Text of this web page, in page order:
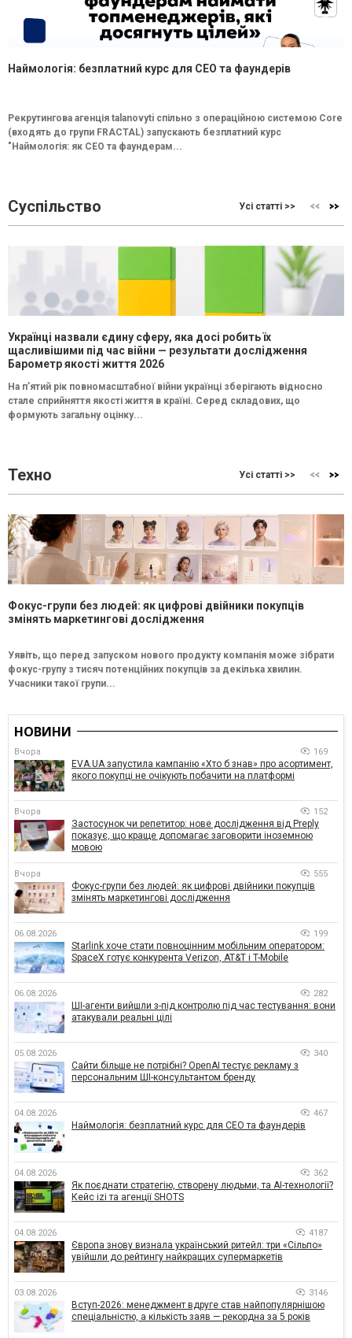
Наймологія: безплатний курс для CEO та фаундерів
Рекрутингова агенція talanovyti спільно з операційною системою Core
(входять до групи FRACTAL) запускають безплатний курс
"Наймологія: як СEO та фаундерам...
Суспільство Усі статті >>
Українці назвали єдину сферу, яка досі робить їх
щасливішими під час війни — результати дослідження
Барометр якості життя 2026
На п’ятий рік повномасштабної війни українці зберігають відносно
стале сприйняття якості життя в країні. Серед складових, що
формують загальну оцінку...
Техно Усі статті >>
Фокус-групи без людей: як цифрові двійники покупців
змінять маркетингові дослідження
Уявіть, що перед запуском нового продукту компанія може зібрати
фокус-групу з тисяч потенційних покупців за декілька хвилин.
Учасники такої групи...
НОВИНИ
Вчора 169
EVA.UA запустила кампанію «Хто б знав» про асортимент,
якого покупці не очікують побачити на платформі
Вчора 152
Застосунок чи репетитор: нове дослідження від Preply
показує, що краще допомагає заговорити іноземною
мовою
Вчора 555
Фокус-групи без людей: як цифрові двійники покупців
змінять маркетингові дослідження
06.08.2026 199
Starlink хоче стати повноцінним мобільним оператором:
SpaceX готує конкурента Verizon, AT&T і T-Mobile
06.08.2026 282
ШІ-агенти вийшли з-під контролю під час тестування: вони
атакували реальні цілі
05.08.2026 340
Сайти більше не потрібні? OpenAI тестує рекламу з
персональним ШІ-консультантом бренду
04.08.2026 467
Наймологія: безплатний курс для CEO та фаундерів
04.08.2026 362
Як поєднати стратегію, створену людьми, та AI-технології?
Кейс izi та агенції SHOTS
04.08.2026 4187
Європа знову визнала український ритейл: три «Сільпо»
увійшли до рейтингу найкращих супермаркетів
03.08.2026 3146
Вступ-2026: менеджмент вдруге став найпопулярнішою
спеціальністю, а кількість заяв — рекордна за 5 років